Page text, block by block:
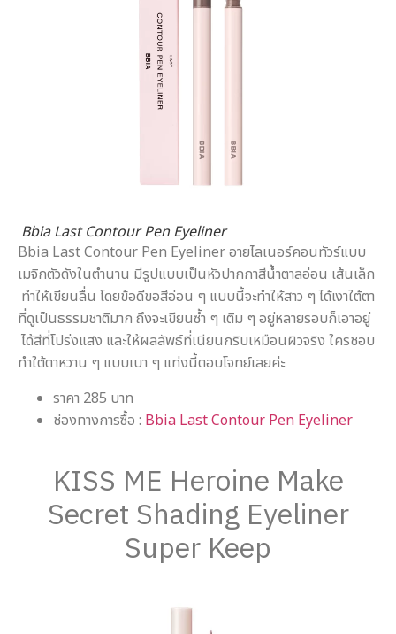
Bbia Last Contour Pen Eyeliner
Bbia Last Contour Pen Eyeliner อายไลเนอร์คอนทัวร์แบบ
เมจิกตัวดังในตำนาน มีรูปแบบเป็นหัวปากกาสีน้ำตาลอ่อน เส้นเล็ก
ทำให้เขียนลื่น โดยข้อดีขอสีอ่อน ๆ แบบนี้จะทำให้สาว ๆ ได้เงาใต้ตา
ที่ดูเป็นธรรมชาติมาก ถึงจะเขียนซ้ำ ๆ เติม ๆ อยู่หลายรอบก็เอาอยู่
ได้สีที่โปร่งแสง และให้ผลลัพธ์ที่เนียนกริบเหมือนผิวจริง ใครชอบ
ทำใต้ตาหวาน ๆ แบบเบา ๆ แท่งนี้ตอบโจทย์เลยค่ะ
ราคา 285 บาท
ช่องทางการซื้อ : Bbia Last Contour Pen Eyeliner
KISS ME Heroine Make
Secret Shading Eyeliner
Super Keep